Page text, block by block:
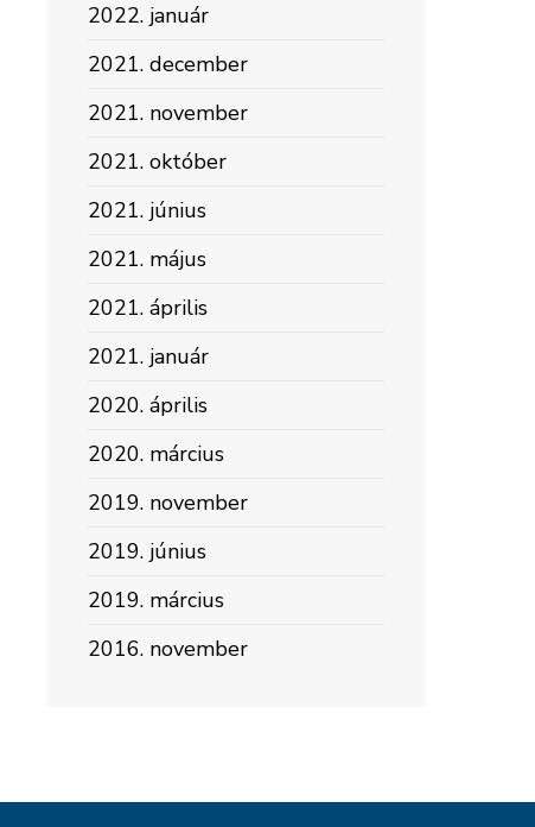
2022. január
2021. december
2021. november
2021. október
2021. június
2021. május
2021. április
2021. január
2020. április
2020. március
2019. november
2019. június
2019. március
2016. november